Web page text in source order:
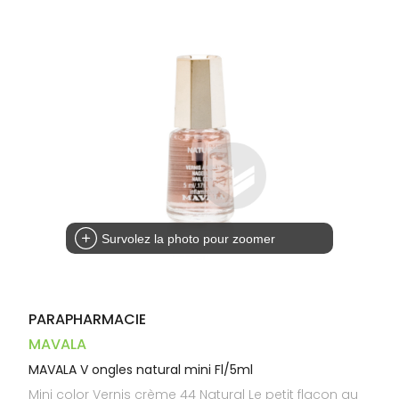
Survolez la photo pour zoomer
PARAPHARMACIE
MAVALA
MAVALA V ongles natural mini Fl/5ml
Mini color Vernis crème 44 Natural Le petit flacon au